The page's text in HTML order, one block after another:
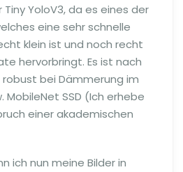
YoloV3, da es eines der
eine sehr schnelle
klein ist und noch recht
hervorbringt. Es ist nach
bei Dämmerung im
SSD (Ich erhebe
einer akademischen
ich nun meine Bilder in